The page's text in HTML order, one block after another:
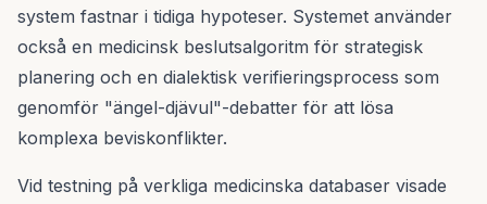
system fastnar i tidiga hypoteser. Systemet använder
också en medicinsk beslutsalgoritm för strategisk
planering och en dialektisk verifieringsprocess som
genomför "ängel-djävul"-debatter för att lösa
komplexa beviskonflikter.
Vid testning på verkliga medicinska databaser visade